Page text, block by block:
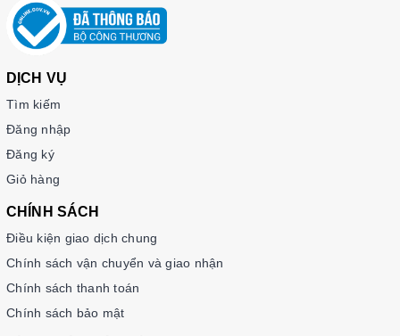
DỊCH VỤ
Tìm kiếm
Đăng nhập
Đăng ký
Giỏ hàng
CHÍNH SÁCH
Điều kiện giao dịch chung
Chính sách vận chuyển và giao nhận
Chính sách thanh toán
Chính sách bảo mật